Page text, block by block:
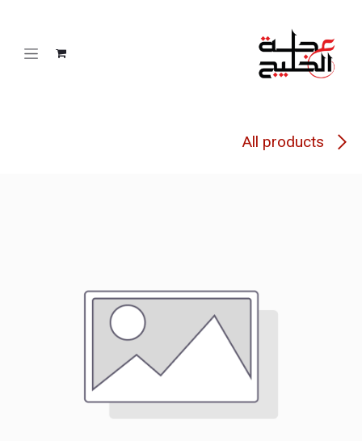
All products